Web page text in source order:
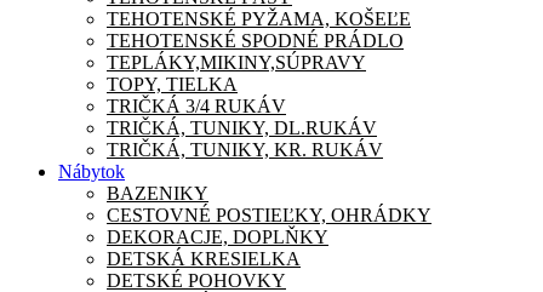
TEHOTENSKÉ PYŽAMA, KOŠEĽE
TEHOTENSKÉ SPODNÉ PRÁDLO
TEPLÁKY,MIKINY,SÚPRAVY
TOPY, TIELKA
TRIČKÁ 3/4 RUKÁV
TRIČKÁ, TUNIKY, DL.RUKÁV
TRIČKÁ, TUNIKY, KR. RUKÁV
Nábytok
BAZENIKY
CESTOVNÉ POSTIEĽKY, OHRÁDKY
DEKORACJE, DOPLŇKY
DETSKÁ KRESIELKA
DETSKÉ POHOVKY